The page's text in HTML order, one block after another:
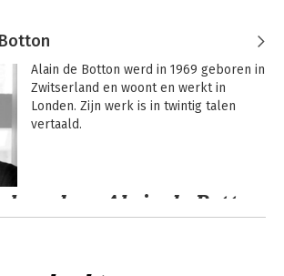
Alain de Botton werd in 1969 geboren in
Zwitserland en woont en werkt in
Londen. Zijn werk is in twintig talen
vertaald.
door Alain de Botton